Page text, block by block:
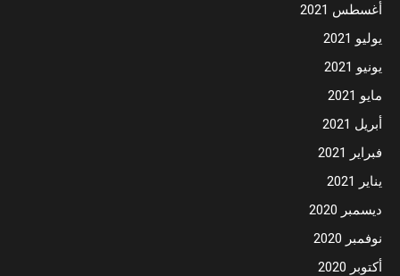
أغسطس 2021
يوليو 2021
يونيو 2021
مايو 2021
أبريل 2021
فبراير 2021
يناير 2021
ديسمبر 2020
نوفمبر 2020
أكتوبر 2020